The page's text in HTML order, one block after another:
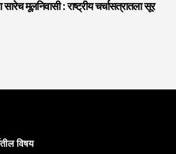
मूलनिवासी : राष्ट्रीय चर्चासत्रातला सूर
विषय